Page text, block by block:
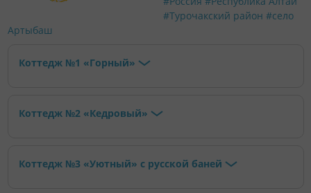
#Турочакский район #село
Артыбаш
Коттедж №1 «Горный»
Коттедж №2 «Кедровый»
Коттедж №3 «Уютный» с русской баней